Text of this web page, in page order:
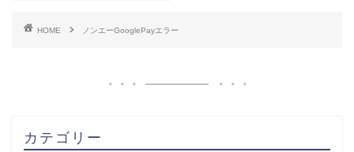
HOME ノンエーGooglePayエラー
カテゴリー